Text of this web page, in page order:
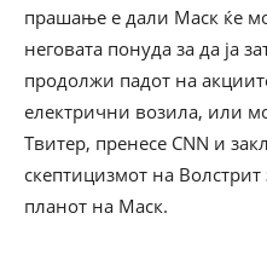
прашање е дали Маск ќе
неговата понуда за да ја
продолжи падот на
електрични возила, или
Твитер, пренесе CNN и
скептицизмот на
планот на Маск.